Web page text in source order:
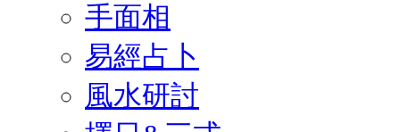
手面相
易經占卜
風水研討